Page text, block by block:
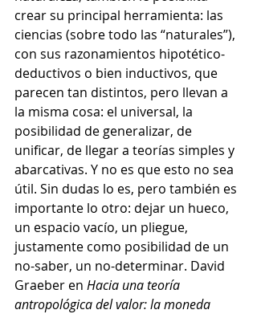
crear su principal herramienta: las
ciencias (sobre todo las “naturales”),
con sus razonamientos hipotético-
deductivos o bien inductivos, que
parecen tan distintos, pero llevan a
la misma cosa: el universal, la
posibilidad de generalizar, de
unificar, de llegar a teorías simples y
abarcativas. Y no es que esto no sea
útil. Sin dudas lo es, pero también es
importante lo otro: dejar un hueco,
un espacio vacío, un pliegue,
justamente como posibilidad de un
no-saber, un no-determinar. David
Graeber en Hacia una teoría
antropológica del valor: la moneda